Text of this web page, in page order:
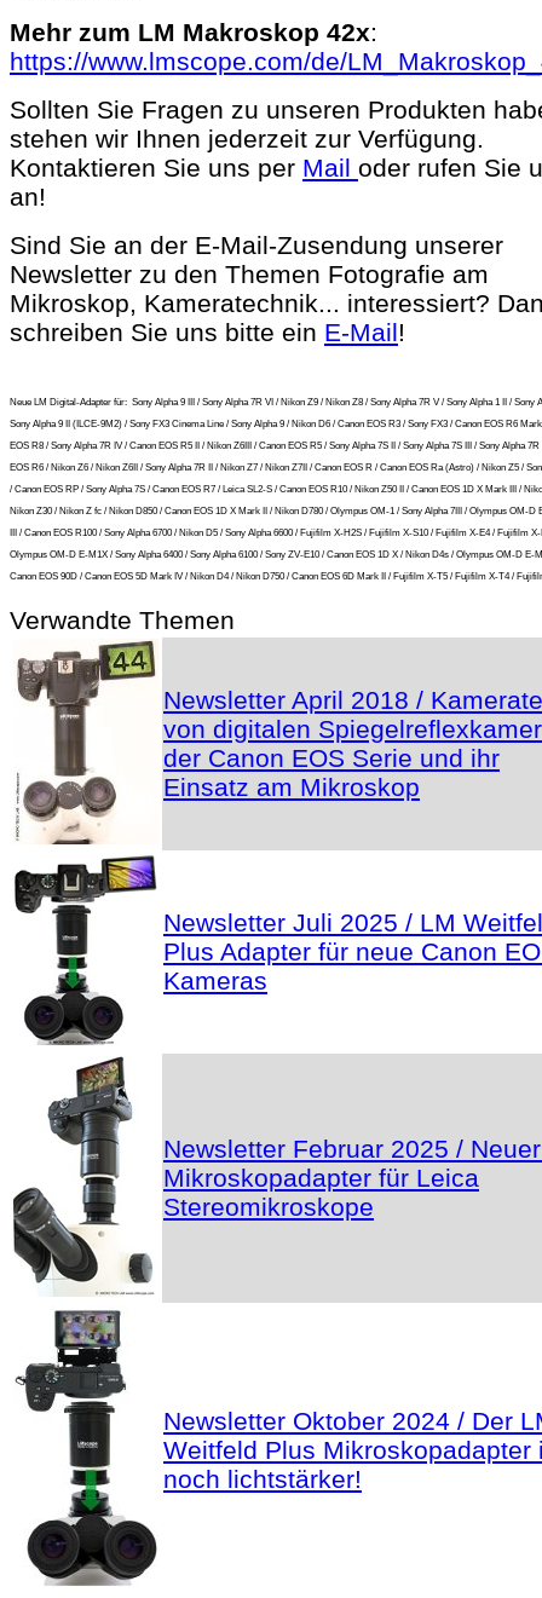
Mehr zum LM Makroskop 42x:
https://www.lmscope.com/de/
Sollten Sie Fragen zu unseren Produkten
stehen wir Ihnen jederzeit zur Verfügung.
Kontaktieren Sie uns per Mail oder rufen Sie
an!
Sind Sie an der E-Mail-Zusendung unserer
Newsletter zu den Themen Fotografie am
Mikroskop, Kameratechnik... interessiert?
schreiben Sie uns bitte ein E-Mail!
Neue LM Digital-Adapter für: Sony Alpha 9 III / Sony Alpha 7R VI / Nikon Z9 / Nikon Z8 / Sony Alpha 7R V / Sony Alpha 1 II / Sony
Sony Alpha 9 II (ILCE-9M2) / Sony FX3 Cinema Line / Sony Alpha 9 / Nikon D6 / Canon EOS R3 / Sony FX3 / Canon EOS R6
EOS R8 / Sony Alpha 7R IV / Canon EOS R5 II / Nikon Z6III / Canon EOS R5 / Sony Alpha 7S II / Sony Alpha 7S III / Sony Alpha 7R
EOS R6 / Nikon Z6 / Nikon Z6II / Sony Alpha 7R II / Nikon Z7 / Nikon Z7II / Canon EOS R / Canon EOS Ra (Astro) / Nikon Z5 /
/ Canon EOS RP / Sony Alpha 7S / Canon EOS R7 / Leica SL2-S / Canon EOS R10 / Nikon Z50 II / Canon EOS 1D X Mark III /
Nikon Z30 / Nikon Z fc / Nikon D850 / Canon EOS 1D X Mark II / Nikon D780 / Olympus OM-1 / Sony Alpha 7III / Olympus OM-D
III / Canon EOS R100 / Sony Alpha 6700 / Nikon D5 / Sony Alpha 6600 / Fujifilm X-H2S / Fujifilm X-S10 / Fujifilm X-E4 / Fujifilm
Olympus OM-D E-M1X / Sony Alpha 6400 / Sony Alpha 6100 / Sony ZV-E10 / Canon EOS 1D X / Nikon D4s / Olympus OM-D E-
Canon EOS 90D / Canon EOS 5D Mark IV / Nikon D4 / Nikon D750 / Canon EOS 6D Mark II / Fujifilm X-T5 / Fujifilm X-T4 /
Verwandte Themen
Newsletter April 2018 /
von digitalen
der Canon EOS Serie und ihr
Einsatz am Mikroskop
Newsletter Juli 2025 / LM
Plus Adapter für neue Canon
Kameras
Newsletter Februar 2025 /
Mikroskopadapter für Leica
Stereomikroskope
Newsletter Oktober 2024 / Der
Weitfeld Plus Mikroskopadapter
noch lichtstärker!